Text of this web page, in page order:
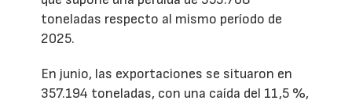
toneladas respecto al mismo período de
2025.
En junio, las exportaciones se situaron en
357.194 toneladas, con una caída del 11,5 %,